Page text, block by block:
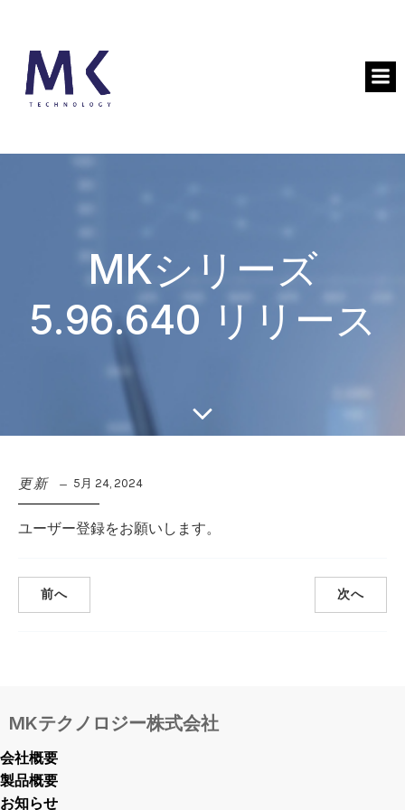
MKシリーズ
5.96.640 リリース
更新 5月 24, 2024
ユーザー登録をお願いします。
前へ 次へ
MKテクノロジー株式会社
会社概要
製品概要
お知らせ